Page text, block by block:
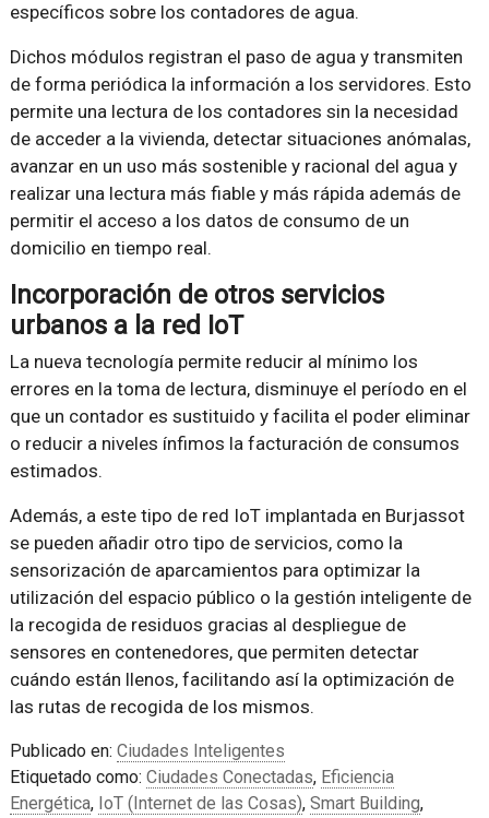
específicos sobre los contadores de agua.
Dichos módulos registran el paso de agua y transmiten
de forma periódica la información a los servidores. Esto
permite una lectura de los contadores sin la necesidad
de acceder a la vivienda, detectar situaciones anómalas,
avanzar en un uso más sostenible y racional del agua y
realizar una lectura más fiable y más rápida además de
permitir el acceso a los datos de consumo de un
domicilio en tiempo real.
Incorporación de otros servicios
urbanos a la red IoT
La nueva tecnología permite reducir al mínimo los
errores en la toma de lectura, disminuye el período en el
que un contador es sustituido y facilita el poder eliminar
o reducir a niveles ínfimos la facturación de consumos
estimados.
Además, a este tipo de red IoT implantada en Burjassot
se pueden añadir otro tipo de servicios, como la
sensorización de aparcamientos para optimizar la
utilización del espacio público o la gestión inteligente de
la recogida de residuos gracias al despliegue de
sensores en contenedores, que permiten detectar
cuándo están llenos, facilitando así la optimización de
las rutas de recogida de los mismos.
Publicado en: Ciudades Inteligentes
Etiquetado como: Ciudades Conectadas, Eficiencia
Energética, IoT (Internet de las Cosas), Smart Building,